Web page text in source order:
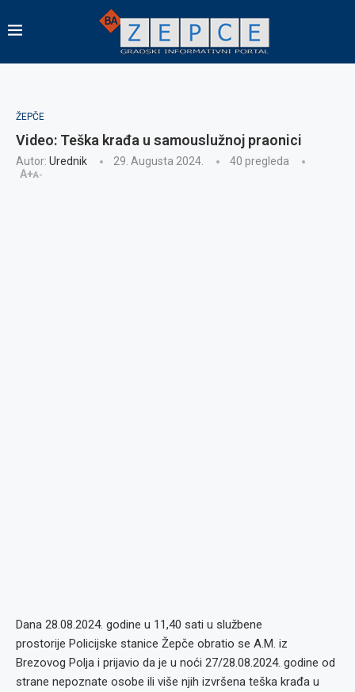
ŽEPČE
Video: Teška krađa u samouslužnoj praonici
Autor: Urednik 29. Augusta 2024. 40 pregleda
A+A-
Dana 28.08.2024. godine u 11,40 sati u službene
prostorije Policijske stanice Žepče obratio se A.M. iz
Brezovog Polja i prijavio da je u noći 27/28.08.2024. godine od
strane nepoznate osobe ili više njih izvršena teška krađa u